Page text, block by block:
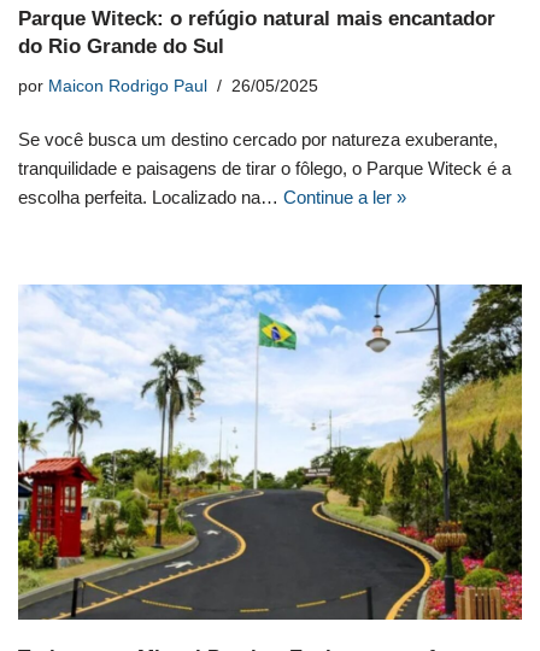
Parque Witeck: o refúgio natural mais encantador
do Rio Grande do Sul
por Maicon Rodrigo Paul 26/05/2025
Se você busca um destino cercado por natureza exuberante,
tranquilidade e paisagens de tirar o fôlego, o Parque Witeck é a
escolha perfeita. Localizado na… Continue a ler »